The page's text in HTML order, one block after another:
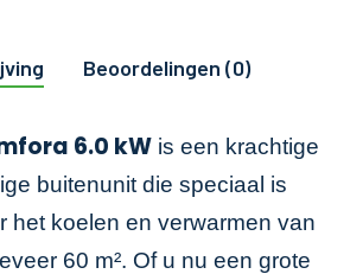
Beoordelingen (0)
6.0 kW is een krachtige
buitenunit die speciaal is
het koelen en verwarmen van
60 m². Of u nu een grote